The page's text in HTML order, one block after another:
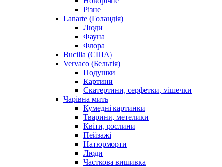
Різне
Lanarte (Голандія)
Люди
Фауна
Флора
Bucilla (США)
Vervaco (Бельгія)
Подушки
Картини
Скатертини, серфетки, мішечки
Чарiвна мить
Кумедні картинки
Тварини, метелики
Квіти, рослини
Пейзажі
Натюрморти
Люди
Часткова вишивка